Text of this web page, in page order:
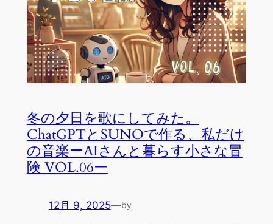
冬の夕日を歌にしてみた。
ChatGPTとSUNOで作る、私だけ
の音楽ーAIさんと暮らす小さな冒
険 VOL.06ー
12月 9, 2025—by